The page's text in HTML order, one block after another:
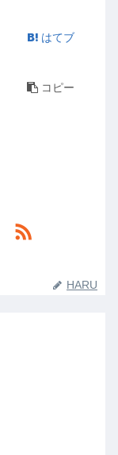
はてブ
コピー
HARU